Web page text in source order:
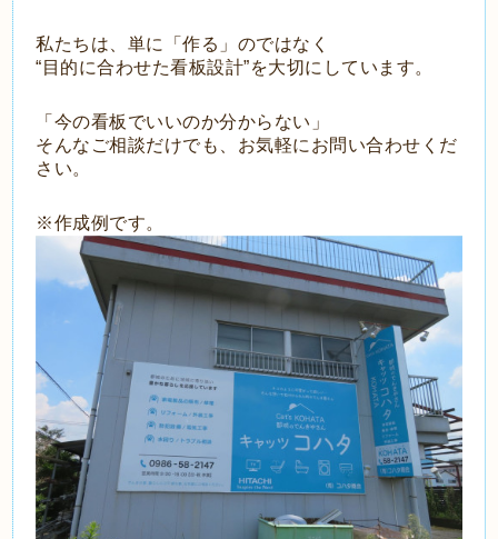
私たちは、単に「作る」のではなく
“目的に合わせた看板設計”を大切にしています。
「今の看板でいいのか分からない」
そんなご相談だけでも、お気軽にお問い合わせくだ
さい。
※作成例です。